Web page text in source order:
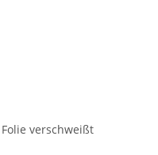
verschweißt